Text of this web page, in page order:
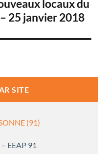
locaux du
25 janvier 2018
SITE
(91)
EEAP 91